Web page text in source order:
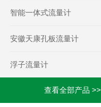
智能一体式流量计
安徽天康孔板流量计
浮子流量计
查看全部产品 >>